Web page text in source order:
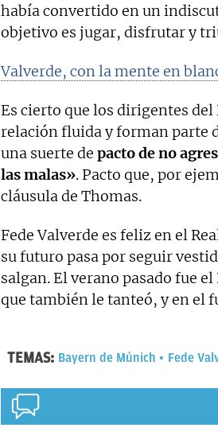
había convertido en un
objetivo es jugar, disfrutar y
Valverde, con la mente en
Es cierto que los dirigentes
relación fluida y forman parte
una suerte de pacto de no
las malas». Pacto que, por
cláusula de Thomas.
Fede Valverde es feliz en el
su futuro pasa por seguir
salgan. El verano pasado fue
que también le tanteó, y en el
TEMAS: Bayern de Múnich Fede